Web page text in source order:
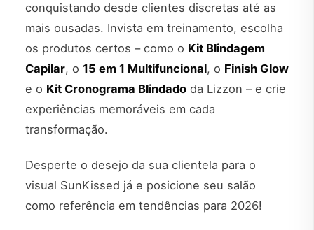
conquistando desde clientes discretas até as
mais ousadas. Invista em treinamento, escolha
os produtos certos – como o Kit Blindagem
Capilar, o 15 em 1 Multifuncional, o Finish Glow
e o Kit Cronograma Blindado da Lizzon – e crie
experiências memoráveis em cada
transformação.
Desperte o desejo da sua clientela para o
visual SunKissed já e posicione seu salão
como referência em tendências para 2026!